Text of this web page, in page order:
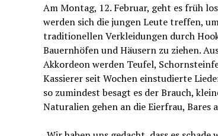
Am Montag, 12. Februar, geht es früh
werden sich die jungen Leute treffen,
traditionellen Verkleidungen durch
Bauernhöfen und Häusern zu ziehen.
Akkordeon werden Teufel,
Kassierer seit Wochen einstudierte
so zumindest besagt es der Brauch,
Naturalien gehen an die Eierfrau, Bares